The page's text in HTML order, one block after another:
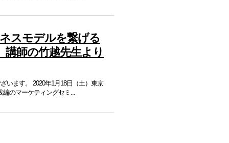
スモデルを繋げる
師の竹越先生より
います。 2020年1月18日（土）東京
のマーケティングセミ...